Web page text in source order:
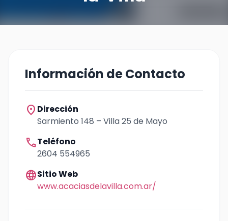
Información de Contacto
location_on Dirección
Sarmiento 148 – Villa 25 de Mayo
callTeléfono
2604 554965
languageSitio Web
www.acaciasdelavilla.com.ar/